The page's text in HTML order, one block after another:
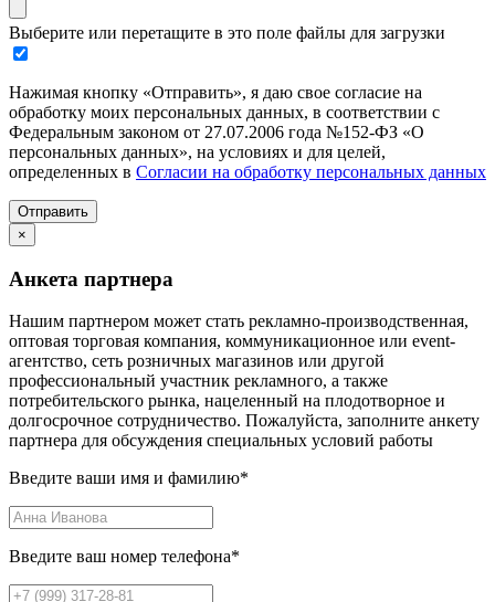
Выберите или перетащите в это поле файлы для загрузки
Нажимая кнопку «Отправить», я даю свое согласие на
обработку моих персональных данных, в соответствии с
Федеральным законом от 27.07.2006 года №152-ФЗ «О
персональных данных», на условиях и для целей,
определенных в Согласии на обработку персональных данных
Отправить
×
Анкета партнера
Нашим партнером может стать рекламно-производственная,
оптовая торговая компания, коммуникационное или event-
агентство, сеть розничных магазинов или другой
профессиональный участник рекламного, а также
потребительского рынка, нацеленный на плодотворное и
долгосрочное сотрудничество. Пожалуйста, заполните анкету
партнера для обсуждения специальных условий работы
Введите ваши имя и фамилию*
Введите ваш номер телефона*